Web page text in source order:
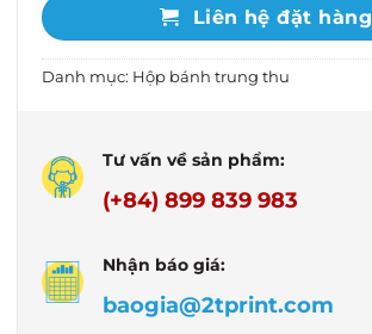
Liên hệ đặt hàng
Danh mục: Hộp bánh trung thu
Tư vấn về sản phẩm:
(+84) 899 839 983
Nhận báo giá:
baogia@2tprint.com